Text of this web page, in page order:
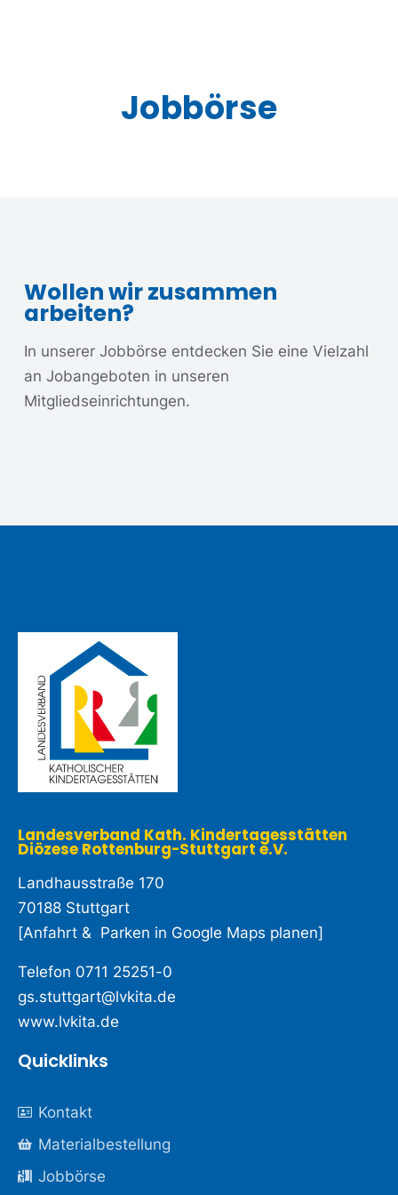
Jobbörse
Wollen wir zusammen
arbeiten?
In unserer Jobbörse entdecken Sie eine Vielzahl
an Jobangeboten in unseren
Mitgliedseinrichtungen.
Landesverband Kath. Kindertagesstätten
Diözese Rottenburg-Stuttgart e.V. ​
Landhausstraße 170
70188 Stuttgart
[Anfahrt & Parken in Google Maps planen]
Telefon 0711 25251-0
gs.stuttgart@lvkita.de
www.lvkita.de
Quicklinks
Kontakt
Materialbestellung
Jobbörse